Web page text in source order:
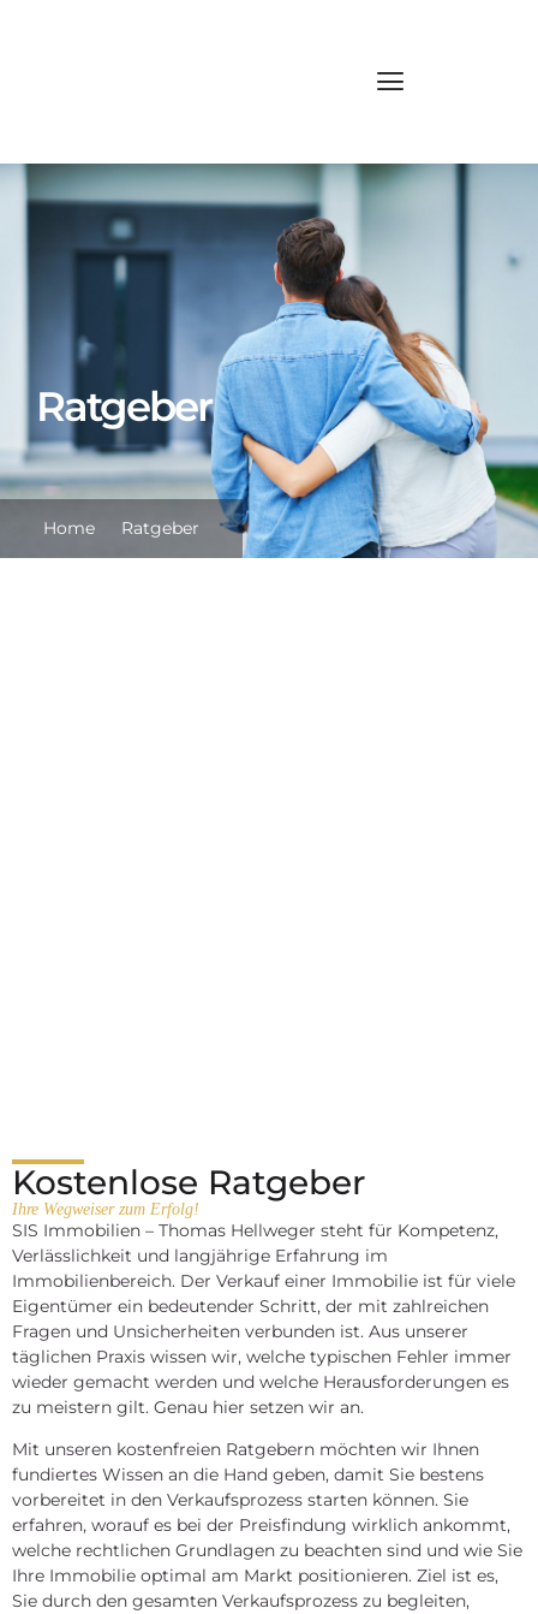
Home Ratgeber
Ratgeber
Kostenlose Ratgeber
Ihre Wegweiser zum Erfolg!
SIS Immobilien – Thomas Hellweger steht für Kompetenz,
Verlässlichkeit und langjährige Erfahrung im
Immobilienbereich. Der Verkauf einer Immobilie ist für viele
Eigentümer ein bedeutender Schritt, der mit zahlreichen
Fragen und Unsicherheiten verbunden ist. Aus unserer
täglichen Praxis wissen wir, welche typischen Fehler immer
wieder gemacht werden und welche Herausforderungen es
zu meistern gilt. Genau hier setzen wir an.
Mit unseren kostenfreien Ratgebern möchten wir Ihnen
fundiertes Wissen an die Hand geben, damit Sie bestens
vorbereitet in den Verkaufsprozess starten können. Sie
erfahren, worauf es bei der Preisfindung wirklich ankommt,
welche rechtlichen Grundlagen zu beachten sind und wie Sie
Ihre Immobilie optimal am Markt positionieren. Ziel ist es,
Sie durch den gesamten Verkaufsprozess zu begleiten,